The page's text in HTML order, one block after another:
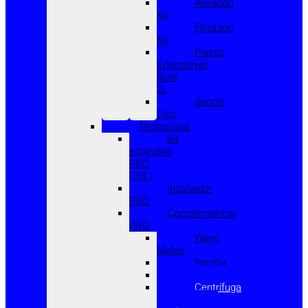
Aireation
Kit
Filtration
Kit
Plastic
Erlenmeyer
flask
2L
Secchi
Disc
Profesional
Kit
espirulina
PRO
(20L)
Incubador
PRO
Complementos
PRO
Wave
Maker
Bomba
Centrífuga